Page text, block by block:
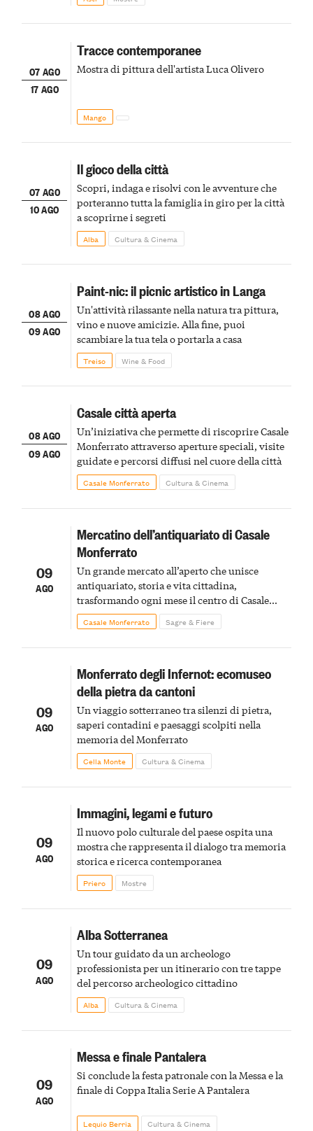
07 AGO
17 AGO
Tracce contemporanee
Mostra di pittura dell'artista Luca Olivero
Mango
07 AGO
10 AGO
Il gioco della città
Scopri, indaga e risolvi con le avventure che
porteranno tutta la famiglia in giro per la città
a scoprirne i segreti
Alba Cultura & Cinema
08 AGO
09 AGO
Paint-nic: il picnic artistico in Langa
Un'attività rilassante nella natura tra pittura,
vino e nuove amicizie. Alla fine, puoi
scambiare la tua tela o portarla a casa
Treiso Wine & Food
08 AGO
09 AGO
Casale città aperta
Un’iniziativa che permette di riscoprire Casale
Monferrato attraverso aperture speciali, visite
guidate e percorsi diffusi nel cuore della città
Casale Monferrato Cultura & Cinema
09
AGO
Mercatino dell’antiquariato di Casale
Monferrato
Un grande mercato all’aperto che unisce
antiquariato, storia e vita cittadina,
trasformando ogni mese il centro di Casale
Monferrato in un luogo di scoperta e racconto
Casale Monferrato Sagre & Fiere
09
AGO
Monferrato degli Infernot: ecomuseo
della pietra da cantoni
Un viaggio sotterraneo tra silenzi di pietra,
saperi contadini e paesaggi scolpiti nella
memoria del Monferrato
Cella Monte Cultura & Cinema
09
AGO
Immagini, legami e futuro
Il nuovo polo culturale del paese ospita una
mostra che rappresenta il dialogo tra memoria
storica e ricerca contemporanea
Priero Mostre
09
AGO
Alba Sotterranea
Un tour guidato da un archeologo
professionista per un itinerario con tre tappe
del percorso archeologico cittadino
Alba Cultura & Cinema
09
AGO
Messa e finale Pantalera
Si conclude la festa patronale con la Messa e la
finale di Coppa Italia Serie A Pantalera
Lequio Berria Cultura & Cinema